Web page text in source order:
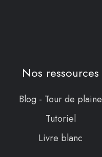
Nos ressources
Blog - Tour de plaine
Tutoriel
Livre blanc